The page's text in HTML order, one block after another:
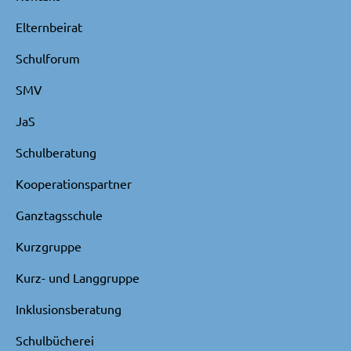
Elternbeirat
Schulforum
SMV
JaS
Schulberatung
Kooperationspartner
Ganztagsschule
Kurzgruppe
Kurz- und Langgruppe
Inklusionsberatung
Schulbücherei